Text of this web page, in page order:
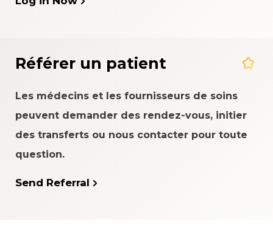
Référer un patient
Les médecins et les fournisseurs de soins
peuvent demander des rendez-vous, initier
des transferts ou nous contacter pour toute
question.
Send Referral